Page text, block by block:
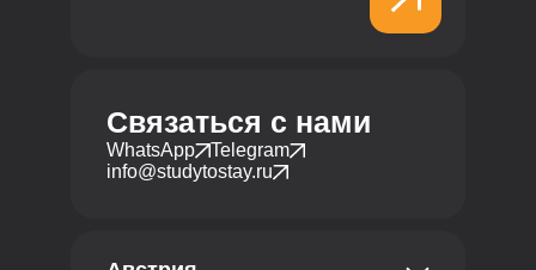
Связаться с нами
WhatsApp
Telegram
info@studytostay.ru